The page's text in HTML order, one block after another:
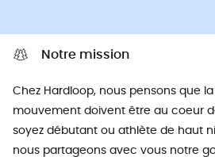
Notre mission
Chez Hardloop, nous pensons que
mouvement doivent être au coeur
soyez débutant ou athlète de haut
nous partageons avec vous notre